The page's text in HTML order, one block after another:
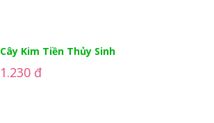
Cây Kim Tiền Thủy Sinh
1.230 đ